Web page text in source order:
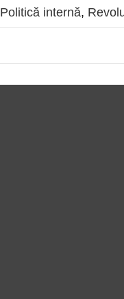
Politică internă,